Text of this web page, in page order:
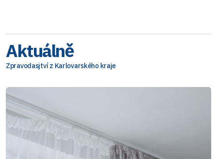
Aktuálně
Zpravodasjtví z Karlovarského kraje